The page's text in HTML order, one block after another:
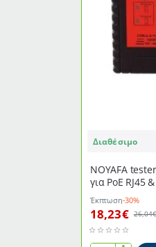
Διαθέσιμο
NOYAFA
για PoE RJ45
λειτουργίας
Έκπτωση-30%
18,23€